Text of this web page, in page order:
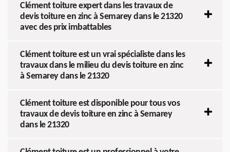
Clément toiture expert dans les travaux de
devis toiture en zinc à Semarey dans le 21320
avec des prix imbattables
Clément toiture est un vrai spécialiste dans les
travaux dans le milieu du devis toiture en zinc
à Semarey dans le 21320
Clément toiture est disponible pour tous vos
travaux de devis toiture en zinc à Semarey
dans le 21320